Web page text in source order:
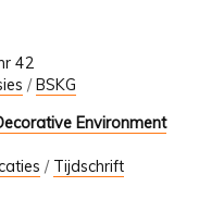
42
/ BSKG
Environment
/ Tijdschrift